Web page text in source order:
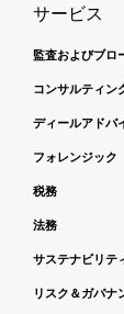
サービス
監査およびブロ
コンサルティン
ディールアドバ
フォレンジック
税務
法務
サステナビリテ
リスク＆ガバナ